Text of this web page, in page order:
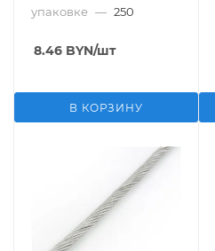
упаковке — 250
8.46 BYN/шт
В КОРЗИНУ